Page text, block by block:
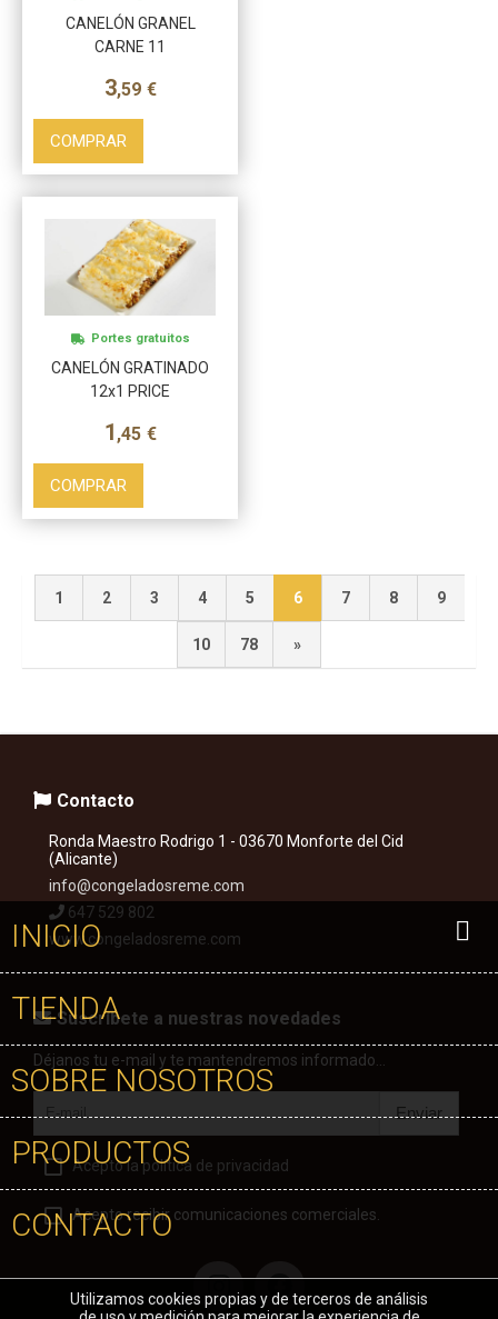
INICIO
TIENDA
SOBRE NOSOTROS
PRODUCTOS
CONTACTO
CANELÓN GRANEL
CARNE 11
3,59 €
COMPRAR
CANELÓN GRATINADO
12x1 PRICE
1 ,45 €
Portes gratuitos
COMPRAR
1 2 3 4 5 6 7 8 9
10 78 »
Contacto
Ronda Maestro Rodrigo 1 - 03670 Monforte del Cid
(Alicante)
info@congeladosreme.com
647 529 802
www.congeladosreme.com
Suscríbete a nuestras novedades
Déjanos tu e-mail y te mantendremos informado...
Enviar
Acepto la política de privacidad
Acepto recibir comunicaciones comerciales.
Utilizamos cookies propias y de terceros de análisis